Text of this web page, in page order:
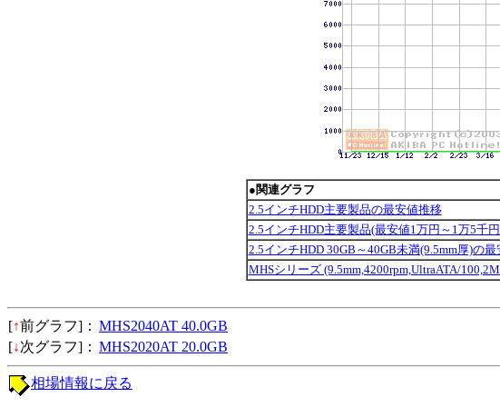
●関連グラフ
2.5インチHDD主要製品の最安値推移
2.5インチHDD主要製品(最安値1万円～1万5千
2.5インチHDD 30GB～40GB未満(9.5mm厚)の
MHSシリーズ (9.5mm,4200rpm,UltraATA/
[↑前グラフ]： MHS2040AT 40.0GB
[↓次グラフ]： MHS2020AT 20.0GB
相場情報に戻る